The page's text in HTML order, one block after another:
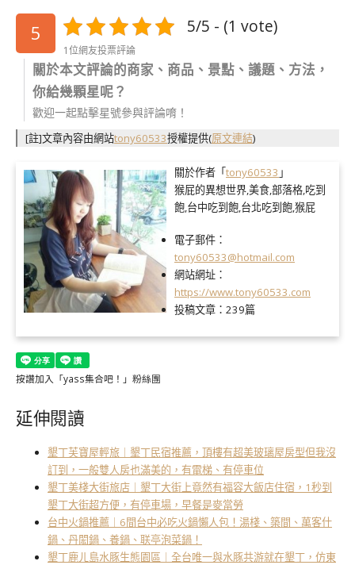
5
5/5 - (1 vote)
1位網友投票評論
關於本文評論的商家、商品、景點、議題、方法，
你給幾顆星呢？
歡迎一起點擊星號參與評論唷！
[註]文章內容由網站tony60533授權提供(原文連結)
關於作者「tony60533 」
猴屁的異想世界,美食,部落格,吃到
飽,台中吃到飽,台北吃到飽,猴屁
電子郵件：
tony60533@hotmail.com
網站網址：
https://www.tony60533.com
投稿文章： 239篇
按讚加入「yass集合吧！」粉絲團
延伸閱讀
墾丁芙寶屋輕旅｜墾丁民宿推薦，頂樓有超美玻璃屋房型但我沒
訂到，一般雙人房也滿美的，有電梯、有停車位
墾丁美棧大街旅店｜墾丁大街上竟然有福容大飯店住宿，1秒到
墾丁大街超方便，有停車場，早餐是麥當勞
台中火鍋推薦｜6間台中必吃火鍋懶人包！湯棧、築間、萬客什
鍋、丹閎鍋、養鍋、联亭泡菜鍋！
墾丁鹿ㄦ島水豚生態園區｜全台唯一與水豚共游就在墾丁，仿東